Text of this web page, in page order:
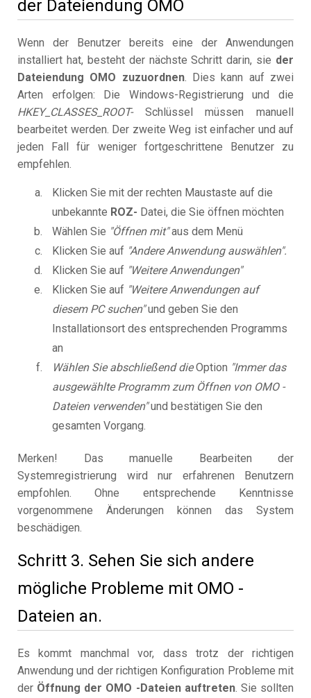
der Dateiendung OMO
Wenn der Benutzer bereits eine der Anwendungen
installiert hat, besteht der nächste Schritt darin, sie der
Dateiendung OMO zuzuordnen. Dies kann auf zwei
Arten erfolgen: Die Windows-Registrierung und die
HKEY_CLASSES_ROOT-Schlüssel müssen manuell
bearbeitet werden. Der zweite Weg ist einfacher und auf
jeden Fall für weniger fortgeschrittene Benutzer zu
empfehlen.
Klicken Sie mit der rechten Maustaste auf die
unbekannte ROZ- Datei, die Sie öffnen möchten
Wählen Sie "Öffnen mit"aus dem Menü
Klicken Sie auf "Andere Anwendung auswählen".
Klicken Sie auf "Weitere Anwendungen"
Klicken Sie auf "Weitere Anwendungen auf
diesem PC suchen"und geben Sie den
Installationsort des entsprechenden Programms
an
Wählen Sie abschließend dieOption "Immer das
ausgewählte Programm zum Öffnen von OMO -
Dateien verwenden"und bestätigen Sie den
gesamten Vorgang.
Merken! Das manuelle Bearbeiten der
Systemregistrierung wird nur erfahrenen Benutzern
empfohlen. Ohne entsprechende Kenntnisse
vorgenommene Änderungen können das System
beschädigen.
Schritt 3. Sehen Sie sich andere
mögliche Probleme mit OMO -
Dateien an.
Es kommt manchmal vor, dass trotz der richtigen
Anwendung und der richtigen Konfiguration Probleme mit
der Öffnung der OMO -Dateien auftreten. Sie sollten